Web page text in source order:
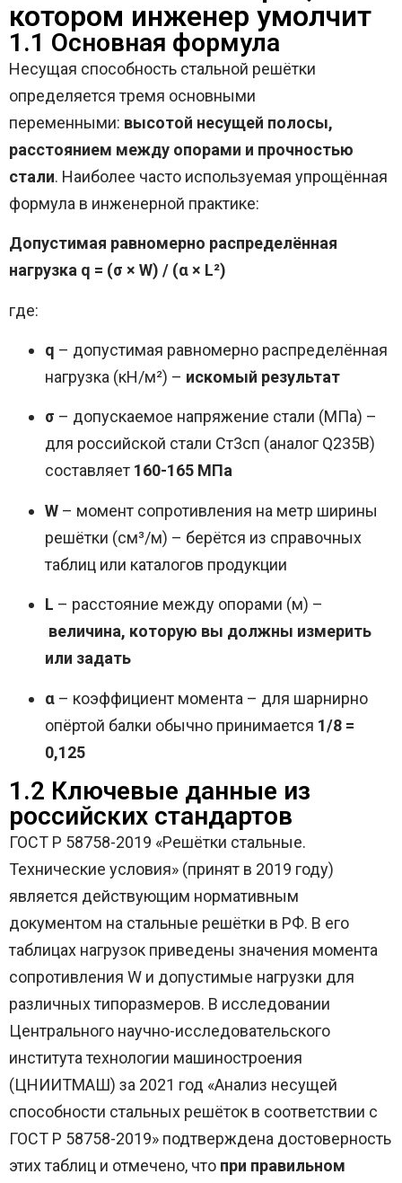
котором инженер умолчит
1.1 Основная формула
Несущая способность стальной решётки
определяется тремя основными
переменными: высотой несущей полосы,
расстоянием между опорами и прочностью
стали. Наиболее часто используемая упрощённая
формула в инженерной практике:
Допустимая равномерно распределённая
нагрузка q = (σ × W) / (α × L²)
где:
q – допустимая равномерно распределённая
нагрузка (кН/м²) – искомый результат
σ – допускаемое напряжение стали (МПа) –
для российской стали Ст3сп (аналог Q235B)
составляет 160-165 МПа
W – момент сопротивления на метр ширины
решётки (см³/м) – берётся из справочных
таблиц или каталогов продукции
L – расстояние между опорами (м) –
величина, которую вы должны измерить
или задать
α – коэффициент момента – для шарнирно
опёртой балки обычно принимается 1/8 =
0,125
1.2 Ключевые данные из
российских стандартов
ГОСТ Р 58758-2019 «Решётки стальные.
Технические условия» (принят в 2019 году)
является действующим нормативным
документом на стальные решётки в РФ. В его
таблицах нагрузок приведены значения момента
сопротивления W и допустимые нагрузки для
различных типоразмеров. В исследовании
Центрального научно-исследовательского
института технологии машиностроения
(ЦНИИТМАШ) за 2021 год «Анализ несущей
способности стальных решёток в соответствии с
ГОСТ Р 58758-2019» подтверждена достоверность
этих таблиц и отмечено, что при правильном